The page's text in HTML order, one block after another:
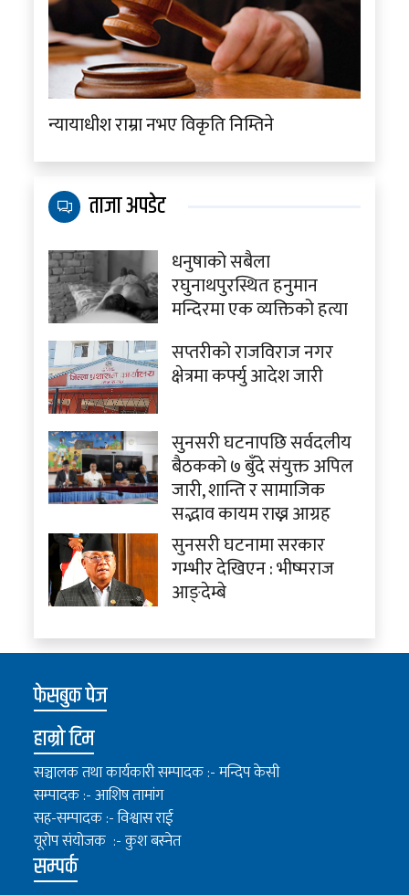
न्यायाधीश राम्रा नभए विकृति निम्तिने
ताजा अपडेट
धनुषाको सबैला
रघुनाथपुरस्थित हनुमान
मन्दिरमा एक व्यक्तिको हत्या
सप्तरीको राजविराज नगर
क्षेत्रमा कर्फ्यु आदेश जारी
सुनसरी घटनापछि सर्वदलीय
बैठकको ७ बुँदे संयुक्त अपिल
जारी, शान्ति र सामाजिक
सद्भाव कायम राख्न आग्रह
सुनसरी घटनामा सरकार
गम्भीर देखिएन : भीष्मराज
आङ्देम्बे
फेसबुक पेज
हाम्रो टिम
सञ्चालक तथा कार्यकारी सम्पादक :- मन्दिप केसी
सम्पादक :- आशिष तामांग
सह-सम्पादक :- विश्वास राई
यूरोप संयोजक :- कुश बस्नेत
सम्पर्क